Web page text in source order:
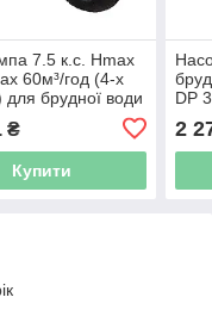
7.5 к.с. Hmax
60м³/год (4-х
для брудної води
₴
Купити
DP
2